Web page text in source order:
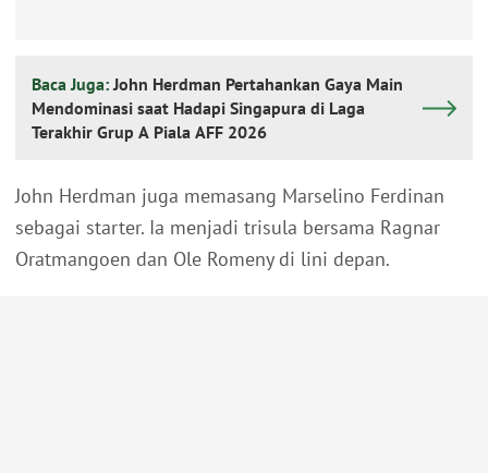
Baca Juga:John Herdman Pertahankan Gaya Main
Mendominasi saat Hadapi Singapura di Laga
Terakhir Grup A Piala AFF 2026
John Herdman juga memasang Marselino Ferdinan
sebagai starter. Ia menjadi trisula bersama Ragnar
Oratmangoen dan Ole Romeny di lini depan.